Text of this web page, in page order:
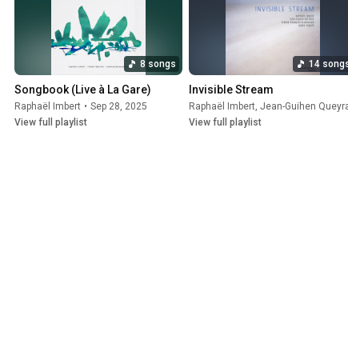
8 songs
Songbook (Live à La Gare)
Raphaël Imbert • Sep 28, 2025
View full playlist
14
Invisible Stream
Raphaël Imbert, Jean-Guihen
View full playlist